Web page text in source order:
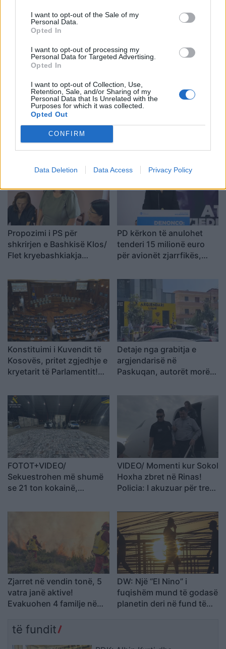
I want to opt-out of the Sale of my
Personal Data.
Opted In
I want to opt-out of processing my
Personal Data for Targeted Advertising.
Opted In
I want to opt-out of Collection, Use,
Retention, Sale, and/or Sharing of my
Personal Data that Is Unrelated with the
Purposes for which it was collected.
Opted Out
CONFIRM
Data Deletion Data Access Privacy Policy
Shtuarmë13.05.2026 15:53
sarandes
, Sekuestro
Propozimi i PS për
shkrirjen e Bashkisë Klos/
Flet kryebashkiakja
Jam shërbëtore e popullit,
karrigia është e
përkohshme, nëse
qytetarët janë kundër, unë
jam me ta (VIDEO)
PD kërkon të anulohet
tenderi 15 milionë euro
për avionët zjarrfikës,
me skandale në Spanjë, të
nisë hetimi i SPAK
Konstituimi i Kuvendit të
Kosovës, pritet zgjedhje e
kryetarit të Parlamentit!
Presidentin e ri
Detaje nga grabitja e
argjendarisë në
Paskuqan, autorët morën
lekë dhe shmangën akset
FOTOT+VIDEO/
Sekuestrohen më shumë
se 21 ton kokainë,
vepronte në Spanjë dhe
Ekuador! Njëra e lidhur me
VIDEO/ Momenti kur Sokol
Hoxha zbret në Rinas!
Policia: I akuzuar për tre
SHBA në Shqipëri
Zjarret në vendin tonë, 5
vatra janë aktive!
Evakuohen 4 familje në
paraqitet situata në zonat
DW: Një “El Nino” i
fuqishëm mund të godasë
planetin deri në fund të
të fundit